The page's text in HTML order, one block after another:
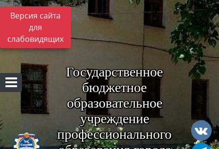
Версия сайта
для
слабовидящих
Государственное
бюджетное
образовательное
учреждение
профессионального